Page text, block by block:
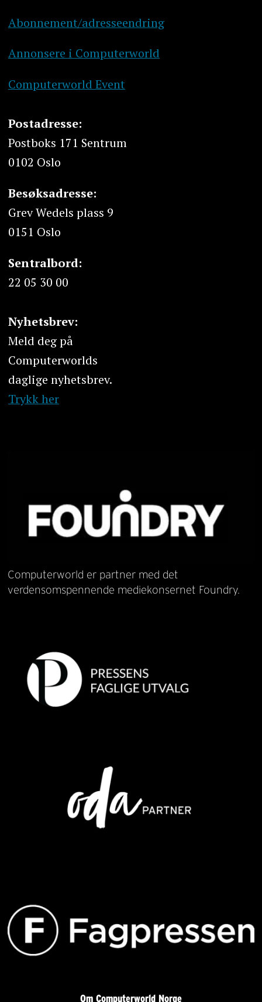
Abonnement/adresseendring
Annonsere i Computerworld
Computerworld Event
Postadresse:
Postboks 171 Sentrum
0102 Oslo
Besøksadresse:
Grev Wedels plass 9
0151 Oslo
Sentralbord:
22 05 30 00
Nyhetsbrev:
Meld deg på
Computerworlds
daglige nyhetsbrev.
Trykk her
Computerworld er partner med det
verdensomspennende mediekonsernet Foundry.
Om Computerworld Norge